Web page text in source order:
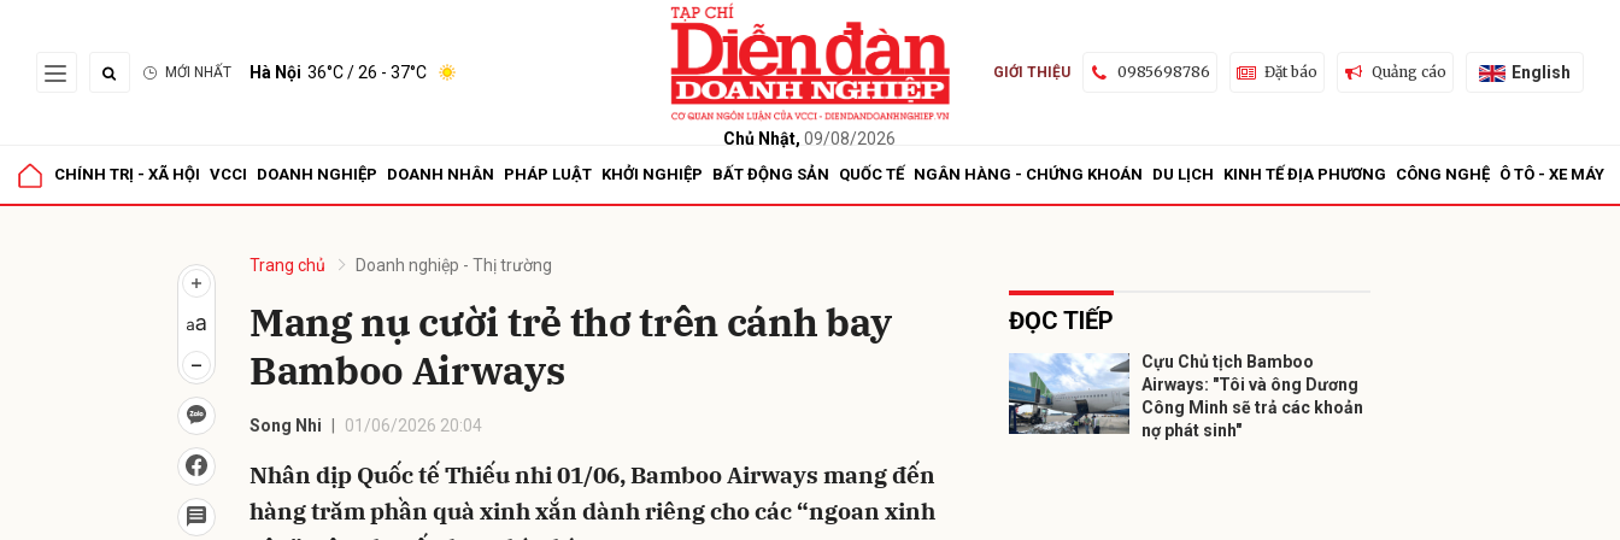
MỚI NHẤT Hà Nội 36°C/ 26 - 37°C
Chủ Nhật, 09/08/2026
GIỚI THIỆU 0985698786 Đặt báo Quảng cáo English
CHÍNH TRỊ - XÃ HỘI VCCI DOANH NGHIỆP DOANH NHÂN PHÁP LUẬT KHỞI NGHIỆP BẤT ĐỘNG SẢN QUỐC TẾ NGÂN HÀNG - CHỨNG KHOÁN DU LỊCH KINH TẾ ĐỊA PHƯƠNG CÔNG NGHỆ Ô TÔ - XE MÁY
Trang chủ Doanh nghiệp - Thị trường
Mang nụ cười trẻ thơ trên cánh bay
Bamboo Airways
Song Nhi 01/06/2026 20:04
Nhân dịp Quốc tế Thiếu nhi 01/06, Bamboo Airways mang đến
hàng trăm phần quà xinh xắn dành riêng cho các “ngoan xinh
ĐỌC TIẾP
Cựu Chủ tịch Bamboo
Airways: "Tôi và ông Dương
Công Minh sẽ trả các khoản
nợ phát sinh"
Gửi